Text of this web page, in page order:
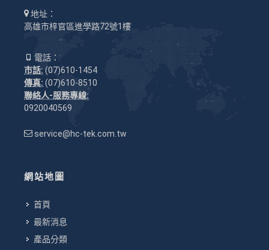
地址：
高雄市梓官區進學路72號1樓
電話：
市話: (07)610-1454
傳真: (07)610-8510
聯絡人-服務專線:
0920040569
service@hc-tek.com.tw
網站地圖
首頁
最新消息
產品分類